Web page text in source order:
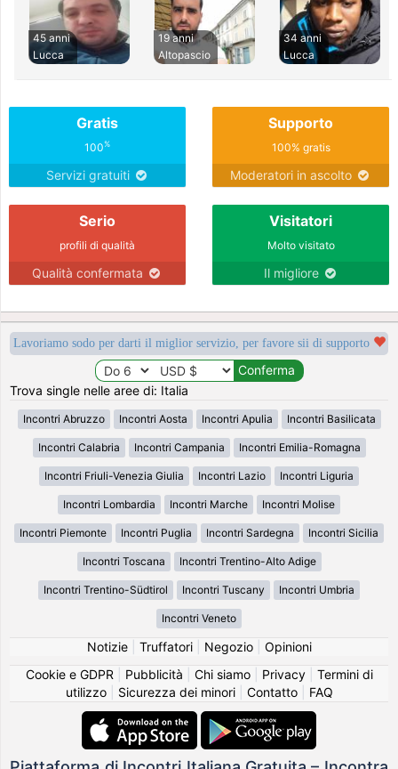
45 anni
Lucca
19 anni
Altopascio
34 anni
Lucca
Gratis
100%
Servizi gratuiti
Supporto
100% gratis
Moderatori in ascolto
Serio
profili di qualità
Qualità confermata
Visitatori
Molto visitato
Il migliore
Lavoriamo sodo per darti il miglior servizio, per favore sii di supporto
Trova single nelle aree di: Italia
Incontri Abruzzo Incontri Aosta Incontri Apulia Incontri Basilicata
Incontri Calabria Incontri Campania Incontri Emilia-Romagna
Incontri Friuli-Venezia Giulia Incontri Lazio Incontri Liguria
Incontri Lombardia Incontri Marche Incontri Molise
Incontri Piemonte Incontri Puglia Incontri Sardegna Incontri Sicilia
Incontri Toscana Incontri Trentino-Alto Adige
Incontri Trentino-Südtirol Incontri Tuscany Incontri Umbria
Incontri Veneto
Notizie| Truffatori| Negozio| Opinioni
Cookie e GDPR
Pubblicità Chi siamo| Privacy| Termini di
utilizzo| Sicurezza dei minori| Contatto| FAQ